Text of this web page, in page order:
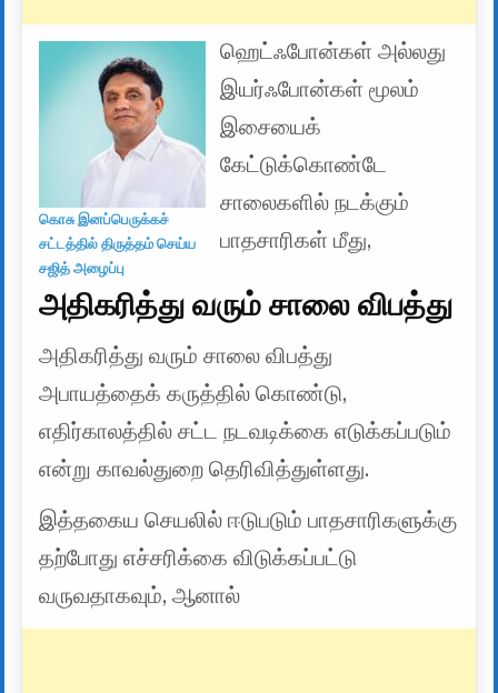
கொசு இனப்பெருக்கச்
சட்டத்தில் திருத்தம் செய்ய
சஜித் அழைப்பு
ஹெட்ஃபோன்கள் அல்லது
இயர்ஃபோன்கள் மூலம்
இசையைக்
கேட்டுக்கொண்டே
சாலைகளில் நடக்கும்
பாதசாரிகள் மீது,
அதிகரித்து வரும் சாலை விபத்து
அதிகரித்து வரும் சாலை விபத்து
அபாயத்தைக் கருத்தில் கொண்டு,
எதிர்காலத்தில் சட்ட நடவடிக்கை எடுக்கப்படும்
என்று காவல்துறை தெரிவித்துள்ளது.
இத்தகைய செயலில் ஈடுபடும் பாதசாரிகளுக்கு
தற்போது எச்சரிக்கை விடுக்கப்பட்டு
வருவதாகவும், ஆனால்